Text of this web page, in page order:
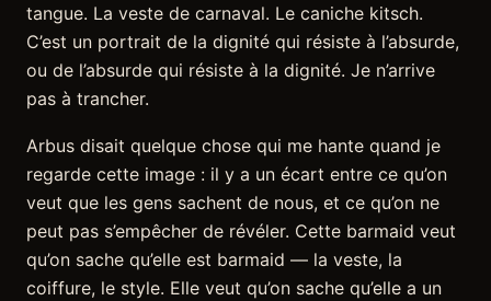
tangue. La veste de carnaval. Le caniche kitsch.
C’est un portrait de la dignité qui résiste à l’absurde,
ou de l’absurde qui résiste à la dignité. Je n’arrive
pas à trancher.
Arbus disait quelque chose qui me hante quand je
regarde cette image : il y a un écart entre ce qu’on
veut que les gens sachent de nous, et ce qu’on ne
peut pas s’empêcher de révéler. Cette barmaid veut
qu’on sache qu’elle est barmaid — la veste, la
coiffure, le style. Elle veut qu’on sache qu’elle a un